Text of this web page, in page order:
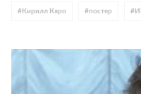
# Кирилл Кяро #постер #